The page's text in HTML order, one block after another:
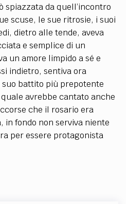
spiazzata da quell’incontro
scuse, le sue ritrosie, i suoi
dietro alle tende, aveva
e semplice di un
un amore limpido a sé e
indietro, sentiva ora
battito più prepotente
avrebbe cantato anche
che il rosario era
in fondo non serviva niente
per essere protagonista